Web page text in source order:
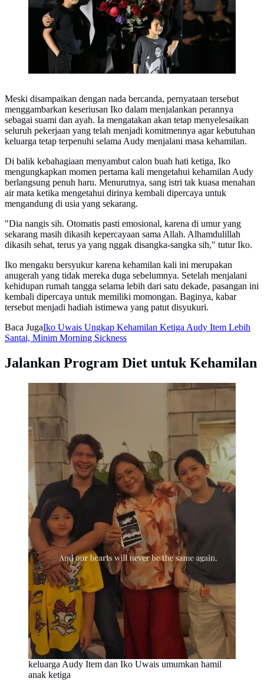
Meski disampaikan dengan nada bercanda, pernyataan tersebut
menggambarkan keseriusan Iko dalam menjalankan perannya
sebagai suami dan ayah. Ia mengatakan akan tetap menyelesaikan
seluruh pekerjaan yang telah menjadi komitmennya agar kebutuhan
keluarga tetap terpenuhi selama Audy menjalani masa kehamilan.
Di balik kebahagiaan menyambut calon buah hati ketiga, Iko
mengungkapkan momen pertama kali mengetahui kehamilan Audy
berlangsung penuh haru. Menurutnya, sang istri tak kuasa menahan
air mata ketika mengetahui dirinya kembali dipercaya untuk
mengandung di usia yang sekarang.
"Dia nangis sih. Otomatis pasti emosional, karena di umur yang
sekarang masih dikasih kepercayaan sama Allah. Alhamdulillah
dikasih sehat, terus ya yang nggak disangka-sangka sih," tutur Iko.
Iko mengaku bersyukur karena kehamilan kali ini merupakan
anugerah yang tidak mereka duga sebelumnya. Setelah menjalani
kehidupan rumah tangga selama lebih dari satu dekade, pasangan ini
kembali dipercaya untuk memiliki momongan. Baginya, kabar
tersebut menjadi hadiah istimewa yang patut disyukuri.
Baca JugaIko Uwais Ungkap Kehamilan Ketiga Audy Item Lebih
Santai, Minim Morning Sickness
Jalankan Program Diet untuk Kehamilan
keluarga Audy Item dan Iko Uwais umumkan hamil
anak ketiga